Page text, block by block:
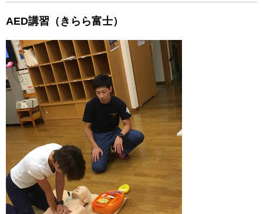
AED講習（きらら富士）